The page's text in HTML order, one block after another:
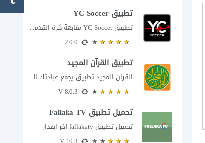
تطبيق YC Soccer
تطبيق YC Soccer متابعة كرة القدم لحظة بلحظة مع اقتراب مباراة مصر والأرجنتين في...
تطبيق القرآن المجيد
القران المجيد تطبيق يجمع عبادتك اليومية في مكان واحد إذا كنت تبحث عن تطبيق...
تحميل تطبيق Fallaka TV
تحميل تطبيق fallakatv اخر اصدار